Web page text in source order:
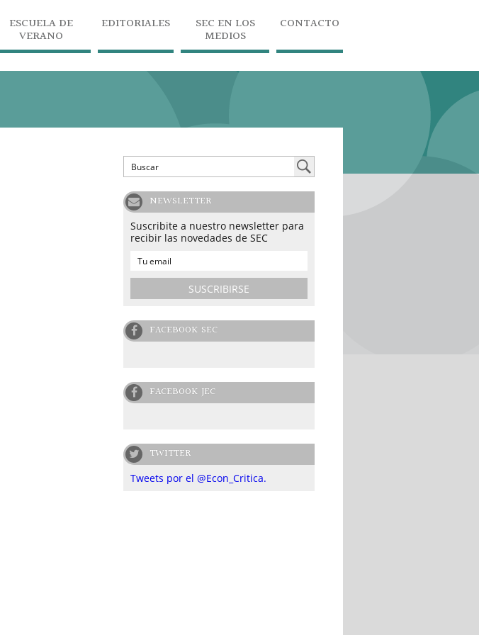
ESCUELA DE
VERANO
EDITORIALES SEC EN LOS
MEDIOS
CONTACTO
NEWSLETTER
Suscribite a nuestro newsletter para
recibir las novedades de SEC
FACEBOOK SEC
FACEBOOK JEC
TWITTER
Tweets por el @Econ_Critica.